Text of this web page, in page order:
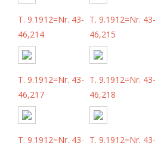
T. 9.1912=Nr. 43-
46,214
T. 9.1912=Nr. 43-
46,215
T. 9.1912=Nr. 43-
46,217
T. 9.1912=Nr. 43-
46,218
T. 9.1912=Nr. 43- T. 9.1912=Nr. 43-